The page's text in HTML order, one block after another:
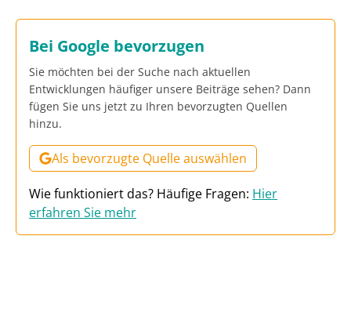
Bei Google bevorzugen
Sie möchten bei der Suche nach aktuellen
Entwicklungen häufiger unsere Beiträge sehen? Dann
fügen Sie uns jetzt zu Ihren bevorzugten Quellen
hinzu.
Als bevorzugte Quelle auswählen
Wie funktioniert das? Häufige Fragen: Hier
erfahren Sie mehr